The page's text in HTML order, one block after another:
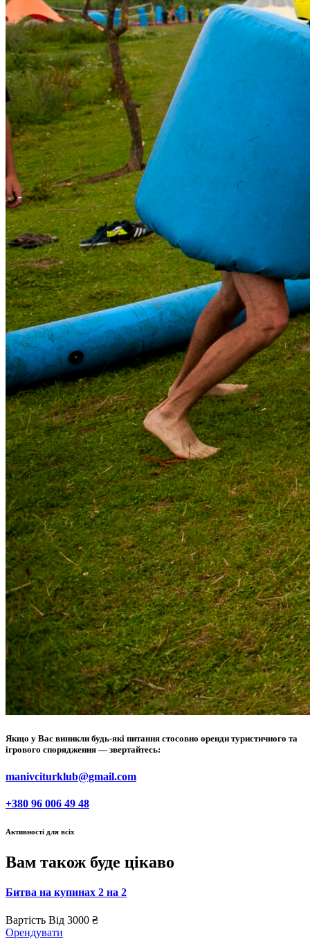
Якщо у Вас виникли будь-які питання стосовно оренди туристичного та
ігрового спорядження — звертайтесь:
manivciturklub@gmail.com
+380 96 006 49 48
Активності для всіх
Вам також буде цікаво
Битва на купинах 2 на 2
Вартість Від 3000 ₴
Орендувати